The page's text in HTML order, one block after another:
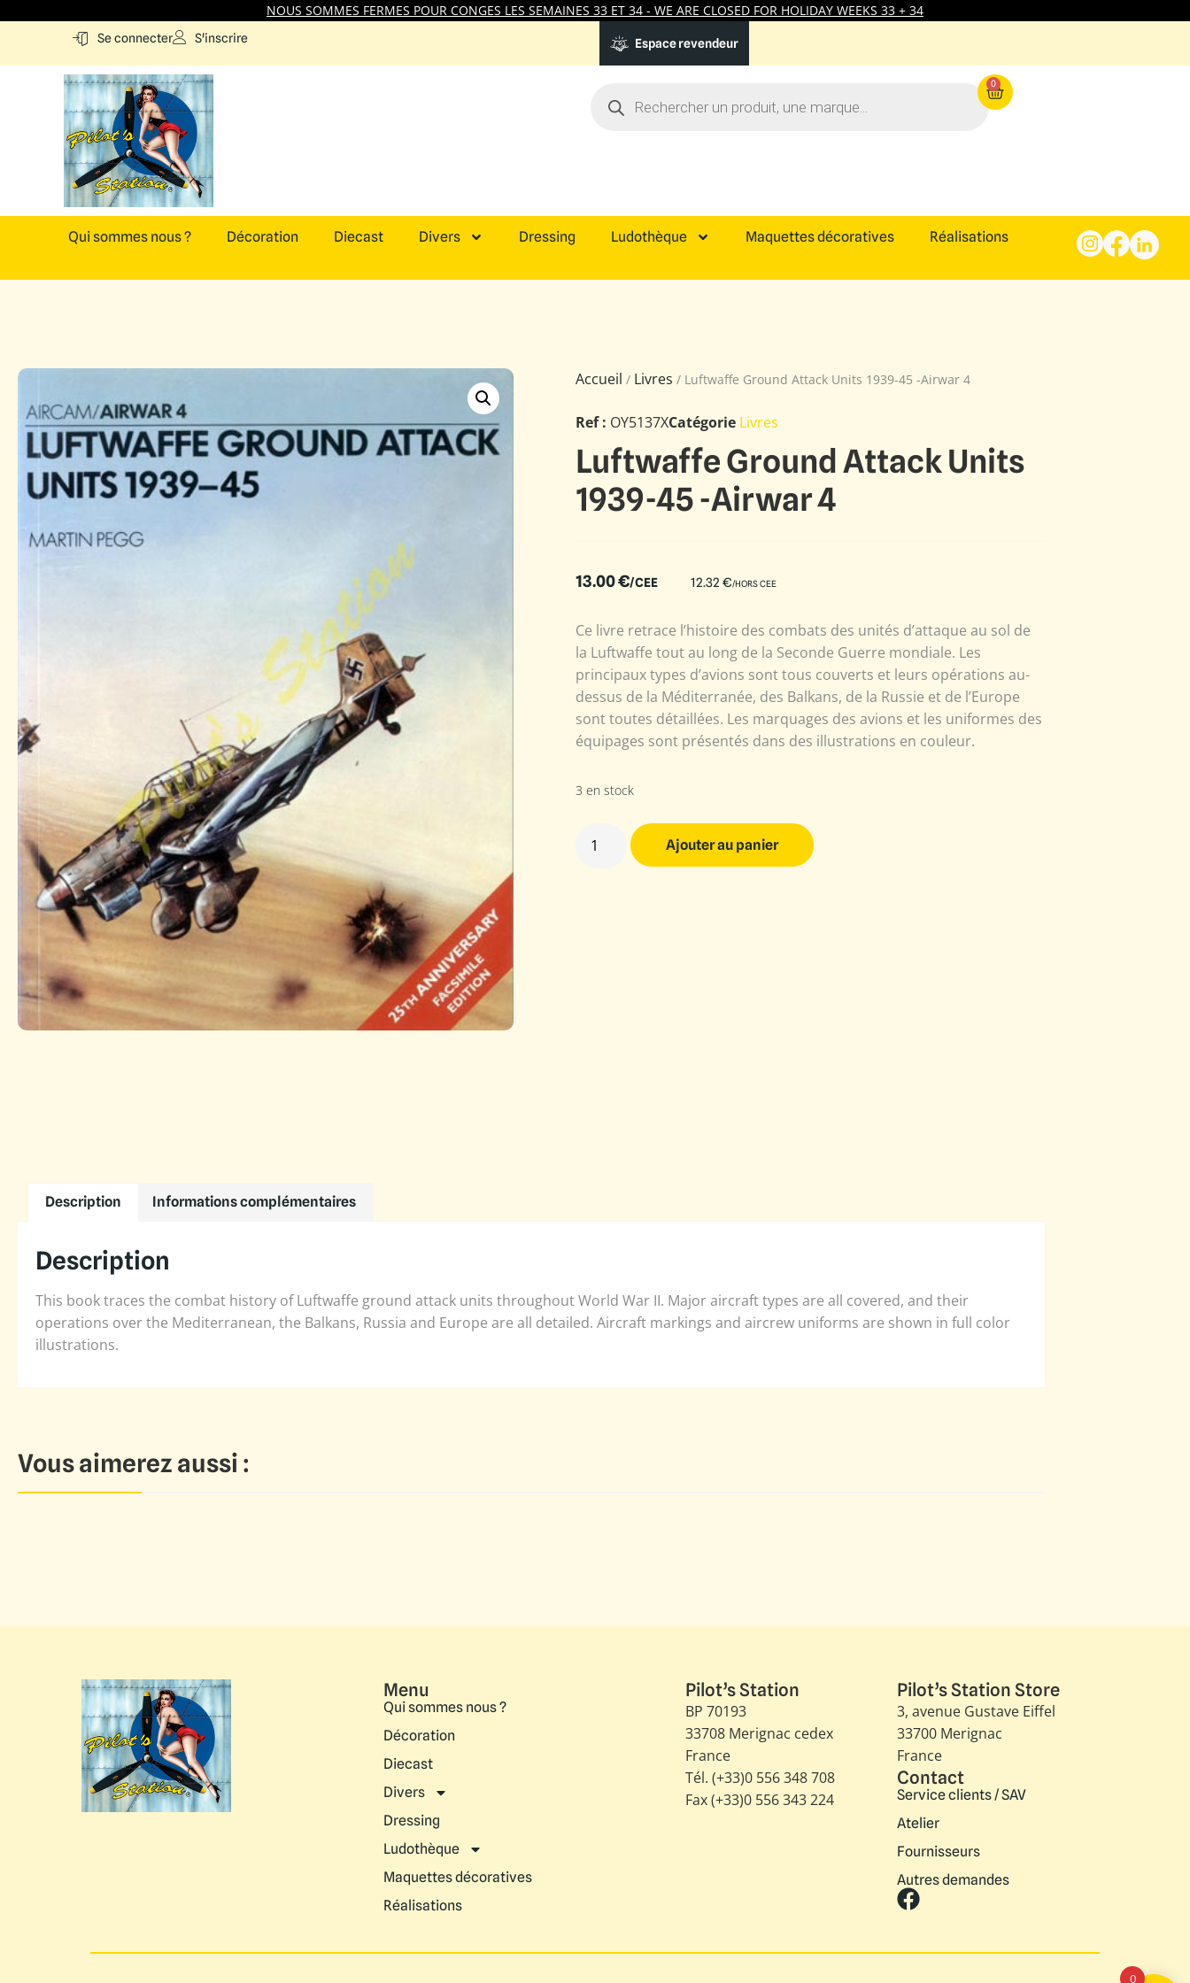
NOUS SOMMES FERMES POUR CONGES LES SEMAINES 33 ET 34 - WE ARE CLOSED FOR HOLIDAY WEEKS 33 + 34
Se connecter S'inscrire Espace revendeur
0
Qui sommes nous ? Décoration Diecast Divers Dressing Ludothèque Maquettes décoratives Réalisations
Accueil / Livres / Luftwaffe Ground Attack Units 1939-45 -Airwar 4
Ref : OY5137XCatégorie Livres
Luftwaffe Ground Attack Units
1939-45 -Airwar 4
13.00€/CEE 12.32 €/HORS CEE
Ce livre retrace l’histoire des combats des unités d’attaque au sol de
la Luftwaffe tout au long de la Seconde Guerre mondiale. Les
principaux types d’avions sont tous couverts et leurs opérations au-
dessus de la Méditerranée, des Balkans, de la Russie et de l’Europe
sont toutes détaillées. Les marquages des avions et les uniformes des
équipages sont présentés dans des illustrations en couleur.
3 en stock
Ajouter au panier
Description Informations complémentaires
Description
This book traces the combat history of Luftwaffe ground attack units throughout World War II. Major aircraft types are all covered, and their
operations over the Mediterranean, the Balkans, Russia and Europe are all detailed. Aircraft markings and aircrew uniforms are shown in full color
illustrations.
Vous aimerez aussi :
Menu
Qui sommes nous ?
Décoration
Diecast
Divers
Dressing
Ludothèque
Maquettes décoratives
Réalisations
Pilot’s Station
BP 70193
33708 Merignac cedex
France
Tél. (+33)0 556 348 708
Fax (+33)0 556 343 224
Pilot’s Station Store
3, avenue Gustave Eiffel​
33700 Merignac
France
Contact
Service clients / SAV
Atelier
Fournisseurs
Autres demandes
0